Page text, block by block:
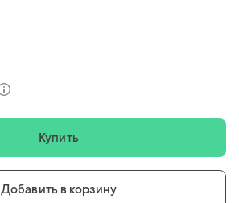
Купить
Добавить в корзину